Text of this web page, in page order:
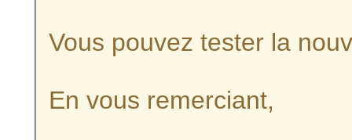
Vous pouvez tester la
En vous remerciant,